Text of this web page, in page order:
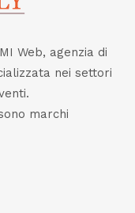
Web, agenzia di
nei settori
marchi